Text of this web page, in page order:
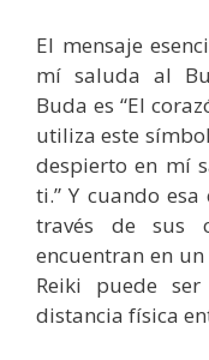
El mensaje
mí saluda al
Buda es “El
utiliza este
despierto en mí
ti.” Y cuando
través de sus
encuentran en
Reiki puede
distancia física